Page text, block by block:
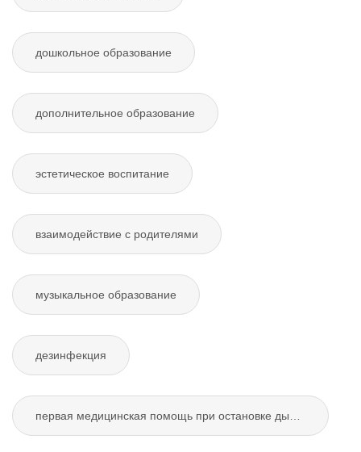
дошкольное образование
дополнительное образование
эстетическое воспитание
взаимодействие с родителями
музыкальное образование
дезинфекция
первая медицинская помощь при остановке дыхания